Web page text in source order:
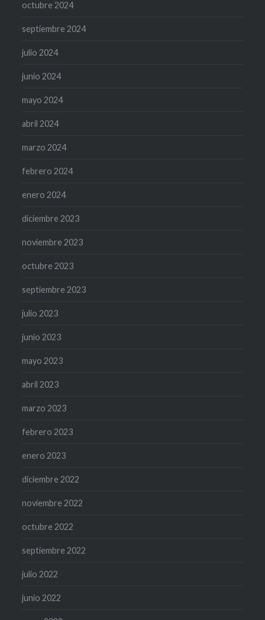
octubre 2024
septiembre 2024
julio 2024
junio 2024
mayo 2024
abril 2024
marzo 2024
febrero 2024
enero 2024
diciembre 2023
noviembre 2023
octubre 2023
septiembre 2023
julio 2023
junio 2023
mayo 2023
abril 2023
marzo 2023
febrero 2023
enero 2023
diciembre 2022
noviembre 2022
octubre 2022
septiembre 2022
julio 2022
junio 2022